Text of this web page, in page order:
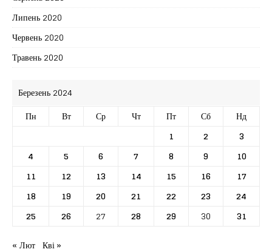
Липень 2020
Червень 2020
Травень 2020
Березень 2024
Пн
Вт Ср Чт Пт Сб
Нд
1
2
3
4
5 6 7 8 9
10
11
12 13 14 15 16
17
18
19 20 21 22 23
24
25
26 27 28 29 30
31
« Лют Кві »